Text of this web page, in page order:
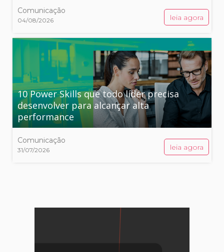
Comunicação
04/08/2026 leia agora
10 Power Skills que todo líder precisa
desenvolver para alcançar alta
performance
Comunicação
31/07/2026 leia agora